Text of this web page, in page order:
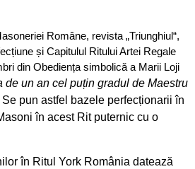
Române, revista „Triunghiul“,
și Capitulul Ritului Artei Regale
din Obediența simbolică a Marii Loji
de un an cel puțin gradul de Maestru
Se pun astfel bazele perfecționarii în
în acest Rit puternic cu o
în Ritul York România datează